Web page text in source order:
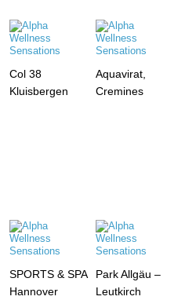
Col 38
Kluisbergen
Aquavirat,
Cremines
SPORTS & SPA
Hannover
Park Allgäu –
Leutkirch